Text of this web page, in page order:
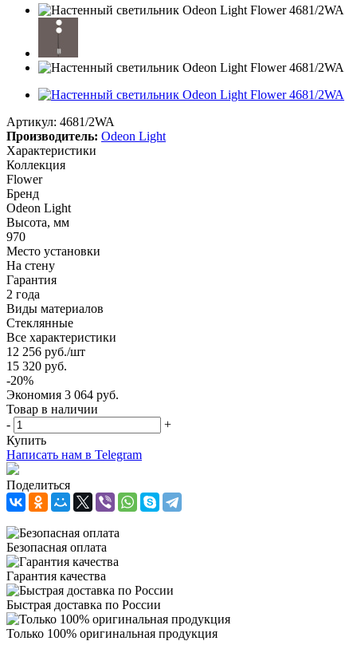
Артикул: 4681/2WA
Производитель: Odeon Light
Характеристики
Коллекция
Flower
Бренд
Odeon Light
Высота, мм
970
Место установки
На стену
Гарантия
2 года
Виды материалов
Стеклянные
Все характеристики
12 256 руб./шт
15 320 руб.
-20%
Экономия 3 064 руб.
Товар в наличии
-
+
Купить
Написать нам в Telegram
Поделиться
Безопасная оплата
Гарантия качества
Быстрая доставка по России
Только 100% оригинальная продукция